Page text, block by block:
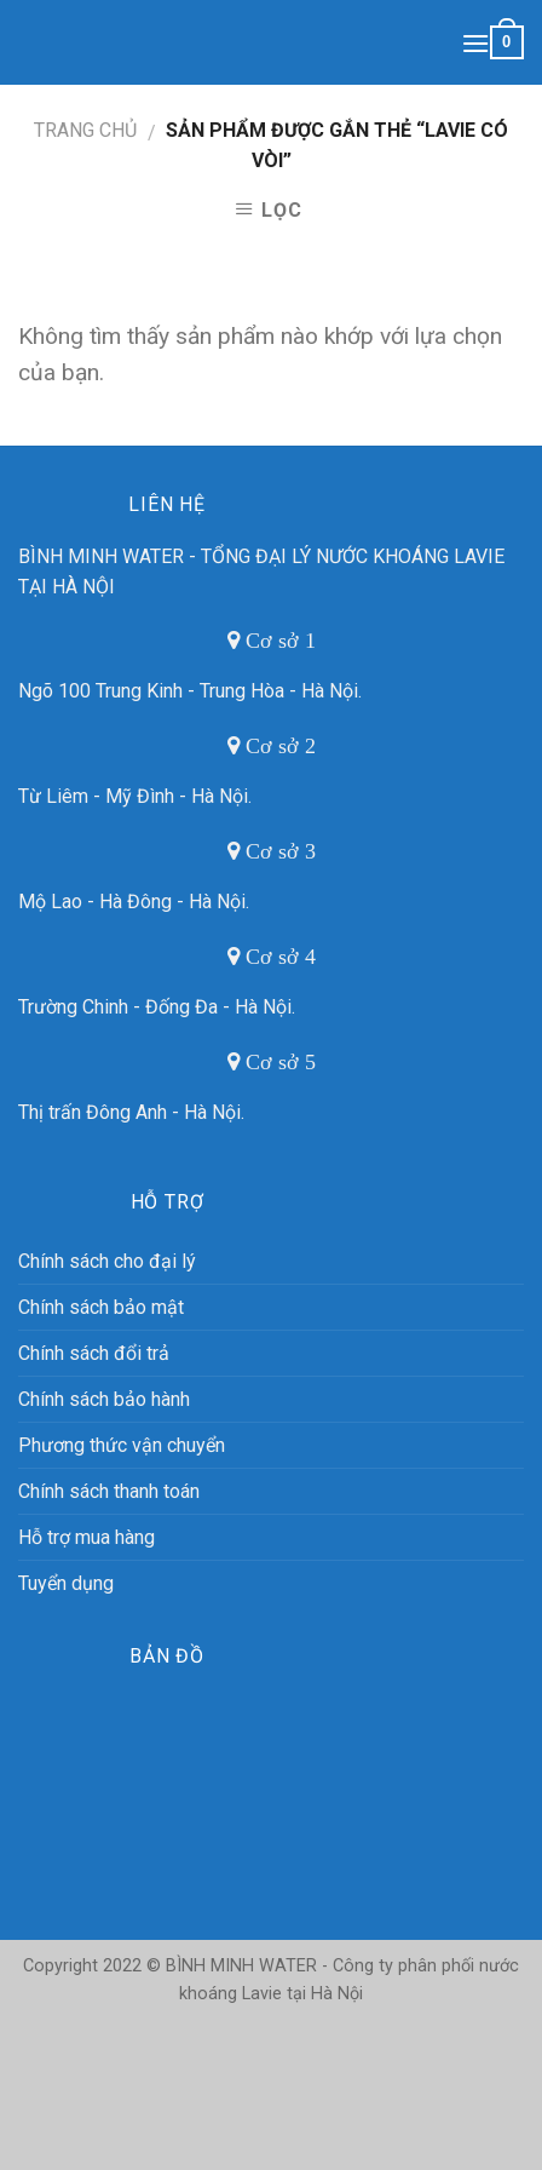
0
TRANG CHỦ / SẢN PHẨM ĐƯỢC GẮN THẺ “LAVIE CÓ
VÒI”
LỌC
Không tìm thấy sản phẩm nào khớp với lựa chọn
của bạn.
LIÊN HỆ
BÌNH MINH WATER - TỔNG ĐẠI LÝ NƯỚC KHOÁNG LAVIE
TẠI HÀ NỘI
Cơ sở 1
Ngõ 100 Trung Kinh - Trung Hòa - Hà Nội.
Cơ sở 2
Từ Liêm - Mỹ Đình - Hà Nội.
Cơ sở 3
Mộ Lao - Hà Đông - Hà Nội.
Cơ sở 4
Trường Chinh - Đống Đa - Hà Nội.
Cơ sở 5
Thị trấn Đông Anh - Hà Nội.
HỖ TRỢ
Chính sách cho đại lý
Chính sách bảo mật
Chính sách đổi trả
Chính sách bảo hành
Phương thức vận chuyển
Chính sách thanh toán
Hỗ trợ mua hàng
Tuyển dụng
BẢN ĐỒ
Copyright 2022 © BÌNH MINH WATER - Công ty phân phối nước
khoáng Lavie tại Hà Nội